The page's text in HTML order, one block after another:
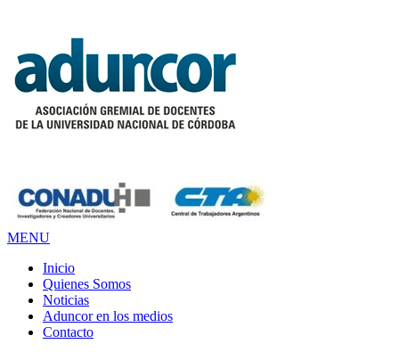
MENU
Inicio
Quienes Somos
Noticias
Aduncor en los medios
Contacto